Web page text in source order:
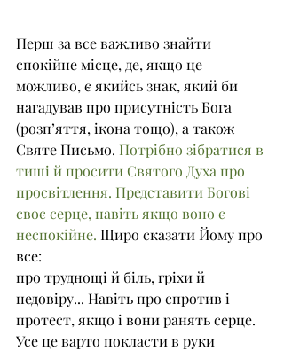
Перш за все важливо знайти
спокійне місце, де, якщо це
можливо, є якийсь знак, який би
нагадував про присутність Бога
(розп’яття, ікона тощо), а також
Святе Письмо. Потрібно зібратися в
тиші й просити Святого Духа про
просвітлення. Представити Богові
своє серце, навіть якщо воно є
неспокійне. Щиро сказати Йому про
все:
про труднощі й біль, гріхи й
недовіру... Навіть про спротив і
протест, якщо і вони ранять серце.
Усе це варто покласти в руки